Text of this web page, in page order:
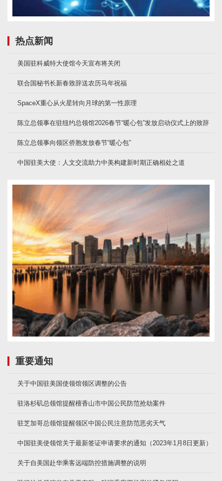
热点新闻
美国驻科威特大使馆今天宣布将关闭
联合国秘书长新春致辞送农历马年祝福
SpaceX重心从火星转向月球的第一性原理
陈立总领事在驻纽约总领馆2026春节“暖心包”发放启动仪式上的致辞
陈立总领事向领区侨胞发放春节“暖心包”
中国驻美大使：人文交流助力中美构建新时期正确相处之道
重要通知
关于中国驻美国使领馆领区调整的公告
驻洛杉矶总领馆提醒檀香山市中国公民防范抢劫案件
驻芝加哥总领馆提醒领区中国公民注意防范恶劣天气
中国驻美使领馆关于最新签证申请要求的通知（2023年1月8日更新）
关于自美国赴华乘客远端防控措施调整的说明